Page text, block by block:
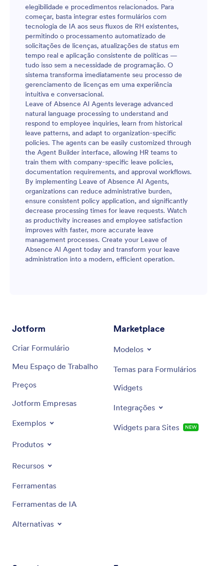
elegibilidade e procedimentos relacionados. Para
começar, basta integrar estes formulários com
tecnologia de IA aos seus fluxos de RH existentes,
permitindo o processamento automatizado de
solicitações de licenças, atualizações de status em
tempo real e aplicação consistente de políticas —
tudo isso sem a necessidade de programação. O
sistema transforma imediatamente seu processo de
gerenciamento de licenças em uma experiência
intuitiva e conversacional.
Leave of Absence AI Agents leverage advanced
natural language processing to understand and
respond to employee inquiries, learn from historical
leave patterns, and adapt to organization-specific
policies. The agents can be easily customized through
the Agent Builder interface, allowing HR teams to
train them with company-specific leave policies,
documentation requirements, and approval workflows.
By implementing Leave of Absence AI Agents,
organizations can reduce administrative burden,
ensure consistent policy application, and significantly
decrease processing times for leave requests. Watch
as productivity increases and employee satisfaction
improves with faster, more accurate leave
management processes. Create your Leave of
Absence AI Agent today and transform your leave
administration into a modern, efficient operation.
Jotform
Criar Formulário
Meu Espaço de Trabalho
Preços
Jotform Empresas
Exemplos
Produtos
Recursos
Ferramentas
Ferramentas de IA
Alternativas
Marketplace
Modelos
Temas para Formulários
Widgets
Integrações
Widgets para Sites NEW